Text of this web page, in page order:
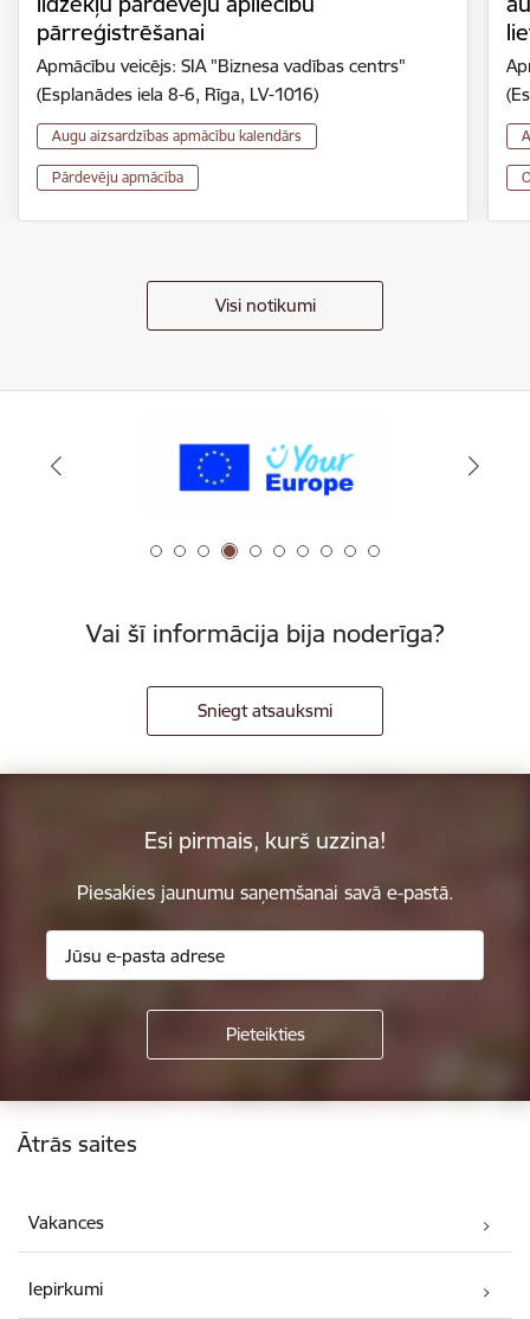
pārreģistrēšanai
Apmācību veicējs: SIA "Biznesa vadības centrs"
(Esplanādes iela 8-6, Rīga, LV-1016)
Augu aizsardzības apmācību kalendārs
Pārdevēju apmācība
Visi notikumi
Vai šī informācija bija noderīga?
Sniegt atsauksmi
Esi pirmais, kurš uzzina!
Piesakies jaunumu saņemšanai savā e-pastā.
Kājene
Ātrās saites
Vakances
Iepirkumi